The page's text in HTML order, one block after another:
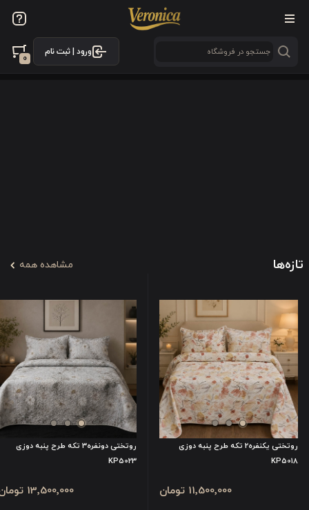
ورود | ثبت نام
0
تازه‌ها مشاهده همه
روتختی یکنفره2 تکه طرح پنبه دوزی
KP5018
11٬500٬000 تومان
روتختی دونفره3 تکه طرح پنبه دوزی
KP5023
13٬500٬000 تومان